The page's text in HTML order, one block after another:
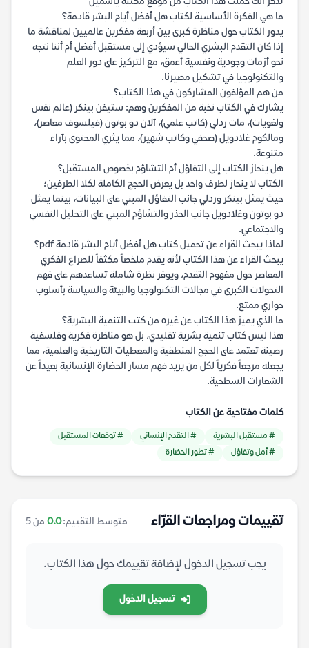
ما هي الفكرة الأساسية لكتاب هل أفضل أيام البشر قادمة؟
يدور الكتاب حول مناظرة كبرى بين أربعة مفكرين عالميين لمناقشة ما
إذا كان التقدم البشري الحالي سيؤدي إلى مستقبل أفضل أم أننا نتجه
نحو أزمات وجودية ونفسية أعمق، مع التركيز على دور العلم
والتكنولوجيا في تشكيل مصيرنا.
من هم المؤلفون المشاركون في هذا الكتاب؟
يشارك في الكتاب نخبة من المفكرين وهم: ستيفن بينكر (عالم نفس
ولغويات)، مات ردلي (كاتب علمي)، آلان دو بوتون (فيلسوف معاصر)،
ومالكوم غلادويل (صحفي وكاتب شهير)، مما يثري المحتوى بآراء
متنوعة.
هل ينحاز الكتاب إلى التفاؤل أم التشاؤم بخصوص المستقبل؟
الكتاب لا ينحاز لطرف واحد بل يعرض الحجج الكاملة لكلا الطرفين؛
حيث يمثل بينكر وردلي جانب التفاؤل المبني على البيانات، بينما يمثل
دو بوتون وغلادويل جانب الحذر والتشاؤم المبني على التحليل النفسي
والاجتماعي.
لماذا يبحث القراء عن تحميل كتاب هل أفضل أيام البشر قادمة pdf؟
يبحث القراء عن هذا الكتاب لأنه يقدم ملخصاً مكثفاً للصراع الفكري
المعاصر حول مفهوم التقدم، ويوفر نظرة شاملة تساعدهم على فهم
التحولات الكبرى في مجالات التكنولوجيا والبيئة والسياسة بأسلوب
حواري ممتع.
ما الذي يميز هذا الكتاب عن غيره من كتب التنمية البشرية؟
هذا ليس كتاب تنمية بشرية تقليدي، بل هو مناظرة فكرية وفلسفية
رصينة تعتمد على الحجج المنطقية والمعطيات التاريخية والعلمية، مما
يجعله مرجعاً فكرياً لكل من يريد فهم مسار الحضارة الإنسانية بعيداً عن
الشعارات السطحية.
كلمات مفتاحية عن الكتاب
# مستقبل البشرية # التقدم الإنساني
# توقعات المستقبل
# أمل وتفاؤل
# تطور الحضارة
تقييمات ومراجعات القرّاء متوسط التقييم:0.0 من 5
يجب تسجيل الدخول لإضافة تقييمك حول هذا الكتاب.
تسجيل الدخول